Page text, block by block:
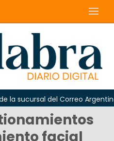
del Correo Argentino en
facial